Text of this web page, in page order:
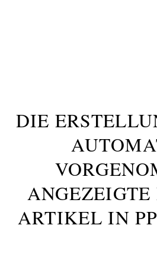
DIE
ARTIKEL IN